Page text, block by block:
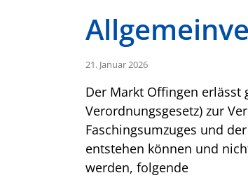
21. Januar 2026
Der Markt Offingen erlässt
Verordnungsgesetz) zur
Faschingsumzuges und
entstehen können und
werden, folgende